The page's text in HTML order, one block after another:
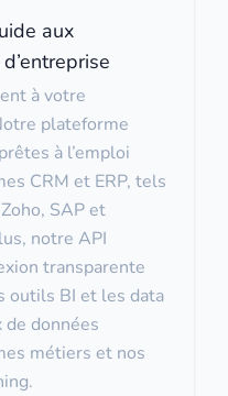
aux
à votre
plateforme
à l’emploi
CRM et ERP, tels
SAP et
notre API
transparente
outils BI et les data
données
métiers et nos